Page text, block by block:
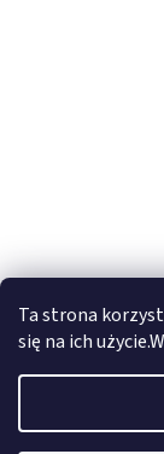
Ta strona
się na ich